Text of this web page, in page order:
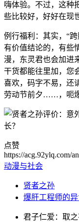
嗨体验。不过，这种
些比较好，好好在现
例行福利：其实，“
有价值结论的，有些
漫，东灵君也会加进
干货都能往里加，您
喜欢，码字不易，还
劳动节前夕……，呃
点赞
https://acg.92ylq.com/
动漫与社会
贤者之孙
爆肝工程师的
君子仁爱：取